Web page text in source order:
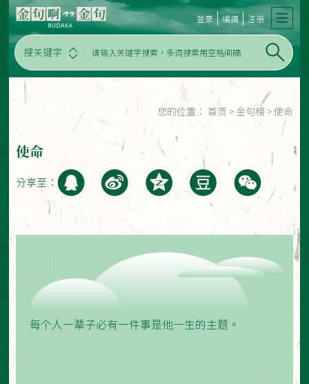
搜关键字
登录 编撰 注册
您的位置： 首页 > 金句榜 > 使命
使命
分享至：
每个人一辈子必有一件事是他一生的主题。